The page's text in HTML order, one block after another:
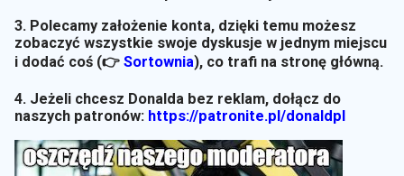
3. Polecamy założenie konta, dzięki temu możesz
zobaczyć wszystkie swoje dyskusje w jednym miejscu
i dodać coś (👉 Sortownia), co trafi na stronę główną.
4. Jeżeli chcesz Donalda bez reklam, dołącz do
naszych patronów: https://patronite.pl/donaldpl